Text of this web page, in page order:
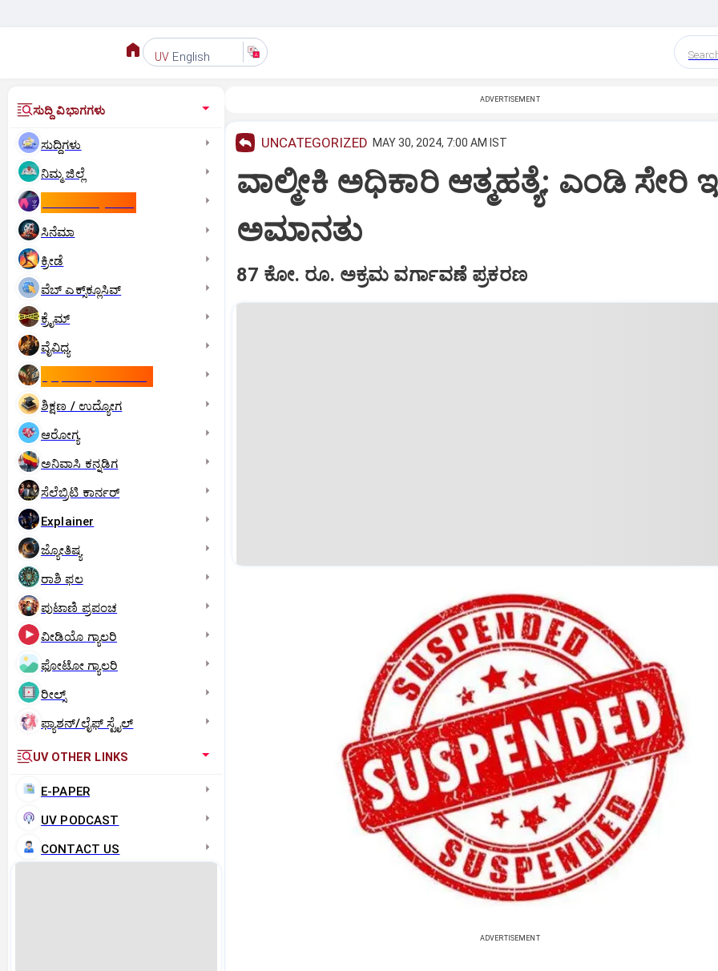
UV English
ಸುದ್ದಿ ವಿಭಾಗಗಳು
ಸುದ್ದಿಗಳು
ನಿಮ್ಮ ಜಿಲ್ಲೆ
ಸಿನೆಮಾ
ಕ್ರೀಡೆ
ವೆಬ್ ಎಕ್ಸ್‌ಕ್ಲೂಸಿವ್
ಕ್ರೈಮ್
ವೈವಿಧ್ಯ
ಶಿಕ್ಷಣ / ಉದ್ಯೋಗ
ಆರೋಗ್ಯ
ಅನಿವಾಸಿ ಕನ್ನಡಿಗ
ಸೆಲೆಬ್ರಿಟಿ ಕಾರ್ನರ್‌
Explainer
ಜ್ಯೋತಿಷ್ಯ
ರಾಶಿ ಫಲ
ಪುಟಾಣಿ ಪ್ರಪಂಚ
ವೀಡಿಯೊ ಗ್ಯಾಲರಿ
ಫೋಟೋ ಗ್ಯಾಲರಿ
ರೀಲ್ಸ್
ಫ್ಯಾಶನ್/ಲೈಫ್‌ ಸ್ಟೈಲ್
UV OTHER LINKS
E-PAPER
UV PODCAST
CONTACT US
ADVERTISEMENT
UNCATEGORIZED MAY 30, 2024, 7:00 AM IST
ವಾಲ್ಮೀಕಿ ಅಧಿಕಾರಿ ಆತ್ಮಹತ್ಯೆ: ಎಂಡಿ ಸೇರಿ
ಅಮಾನತು
87 ಕೋ. ರೂ. ಅಕ್ರಮ ವರ್ಗಾವಣೆ ಪ್ರಕರಣ
ADVERTISEMENT